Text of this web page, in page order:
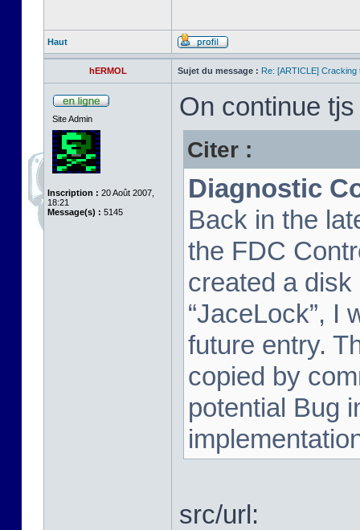
Haut
hERMOL Sujet du message : Re: [ARTICLE] Cracking
Site Admin
Inscription : 20 Août 2007,
18:21
Message(s) : 5145
On continue
Citer :
Diagnostic
Back in the
the FDC
created a
“JaceLock”, I
future entry.
copied by
potential Bug
src/url: